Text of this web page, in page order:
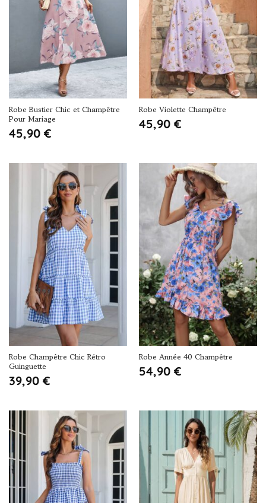
Robe Bustier Chic et Champêtre
Pour Mariage
45,90 €
Robe Violette Champêtre
45,90 €
Robe Champêtre Chic Rétro
Guinguette
39,90 €
Robe Année 40 Champêtre
54,90 €